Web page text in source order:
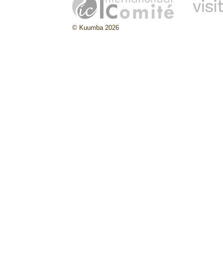
© Kuumba 2026